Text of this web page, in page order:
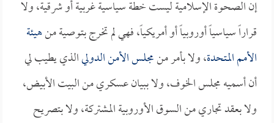
إن الصحوة الإسلامية ليست خطة سياسية غربية أو شرقية، ولا
قراراً سياسياً أوروبياً أو أمريكياً، فهي لم تخرج بتوصية منهيئة
الأمم المتحدة، ولا بأمر منمجلس الأمن الدوليالذي يطيب لي
أن أسميه مجلس الخوف، ولا ببيان عسكري من البيت الأبيض،
ولا بعقد تجاري من السوق الأوروبية المشتركة، ولا بتصريح